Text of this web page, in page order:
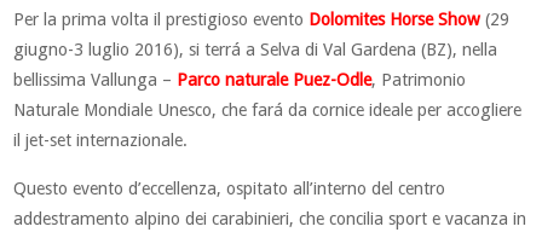
Per la prima volta il prestigioso evento Dolomites Horse Show (29
giugno-3 luglio 2016), si terrá a Selva di Val Gardena (BZ), nella
bellissima Vallunga – Parco naturale Puez-Odle, Patrimonio
Naturale Mondiale Unesco, che fará da cornice ideale per accogliere
il jet-set internazionale.
Questo evento d’eccellenza, ospitato all’interno del centro
addestramento alpino dei carabinieri, che concilia sport e vacanza in